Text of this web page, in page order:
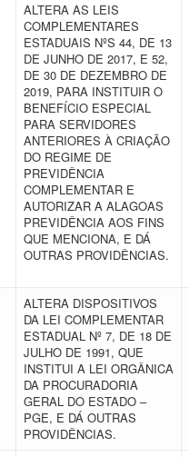
ALTERA AS LEIS
COMPLEMENTARES
ESTADUAIS NºS 44, DE 13
DE JUNHO DE 2017, E 52,
DE 30 DE DEZEMBRO DE
2019, PARA INSTITUIR O
BENEFÍCIO ESPECIAL
PARA SERVIDORES
ANTERIORES À CRIAÇÃO
DO REGIME DE
PREVIDÊNCIA
COMPLEMENTAR E
AUTORIZAR A ALAGOAS
PREVIDÊNCIA AOS FINS
QUE MENCIONA, E DÁ
OUTRAS PROVIDÊNCIAS.
ALTERA DISPOSITIVOS
DA LEI COMPLEMENTAR
ESTADUAL Nº 7, DE 18 DE
JULHO DE 1991, QUE
INSTITUI A LEI ORGÂNICA
DA PROCURADORIA
GERAL DO ESTADO –
PGE, E DÁ OUTRAS
PROVIDÊNCIAS.